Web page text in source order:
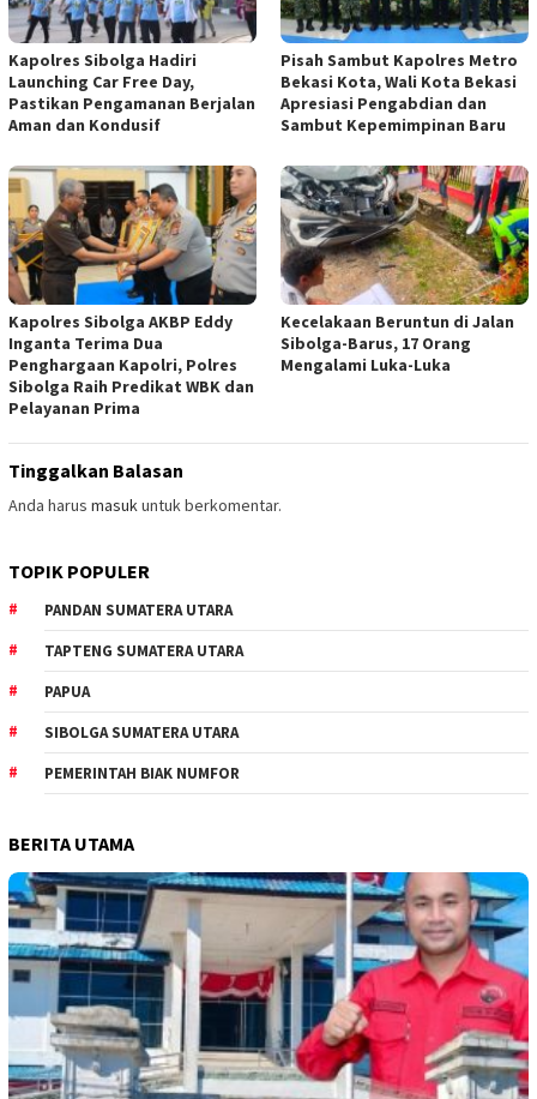
Kapolres Sibolga Hadiri
Launching Car Free Day,
Pastikan Pengamanan Berjalan
Aman dan Kondusif
Pisah Sambut Kapolres Metro
Bekasi Kota, Wali Kota Bekasi
Apresiasi Pengabdian dan
Sambut Kepemimpinan Baru
Kapolres Sibolga AKBP Eddy
Inganta Terima Dua
Penghargaan Kapolri, Polres
Sibolga Raih Predikat WBK dan
Pelayanan Prima
Kecelakaan Beruntun di Jalan
Sibolga-Barus, 17 Orang
Mengalami Luka-Luka
Tinggalkan Balasan
Anda harus masukuntuk berkomentar.
TOPIK POPULER
PANDAN SUMATERA UTARA
TAPTENG SUMATERA UTARA
PAPUA
SIBOLGA SUMATERA UTARA
PEMERINTAH BIAK NUMFOR
BERITA UTAMA